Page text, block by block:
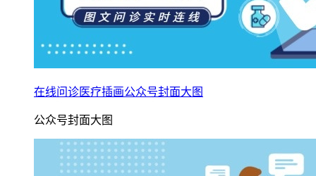
在线问诊医疗插画公众号封面大图
公众号封面大图